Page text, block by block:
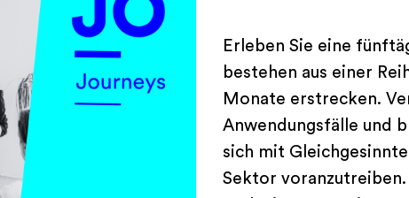
Erleben Sie eine
bestehen aus einer
Monate erstrecken.
Anwendungsfälle und
sich mit
Sektor